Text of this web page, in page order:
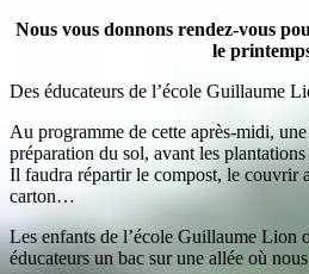
Nous vous donnons rendez-vous
le
Des éducateurs de l’école Guillaume
Au programme de cette après-midi,
préparation du sol, avant les
Il faudra répartir le compost, le couvrir
carton…
Les enfants de l’école Guillaume Lion
éducateurs un bac sur une allée où